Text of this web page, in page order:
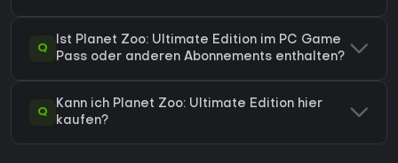
Q
Ist Planet Zoo: Ultimate Edition im PC Game
Pass oder anderen Abonnements enthalten?
Q
Kann ich Planet Zoo: Ultimate Edition hier
kaufen?